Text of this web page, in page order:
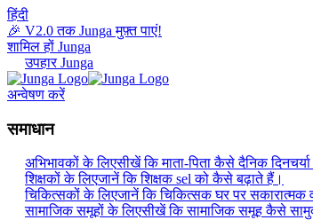
हिंदी
🎉 V2.0 तक Junga मुफ़्त पाएं!
शामिल हों Junga
उपहार Junga
अन्वेषण करें
समाधान
अभिभावकों के लिएसीखें कि माता-पिता कैसे दैनिक
शिक्षकों के लिएजानें कि शिक्षक sel को कैसे बढ़ाते हैं।
चिकित्सकों के लिएजानें कि चिकित्सक घर पर सकारात्मक
सामाजिक समूहों के लिएसीखें कि सामाजिक समूह कैसे